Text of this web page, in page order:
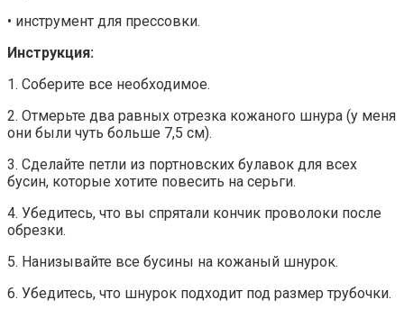
• инструмент для прессовки.
Инструкция:
1. Соберите все необходимое.
2. Отмерьте два равных отрезка кожаного шнура (у меня
они были чуть больше 7,5 см).
3. Сделайте петли из портновских булавок для всех
бусин, которые хотите повесить на серьги.
4. Убедитесь, что вы спрятали кончик проволоки после
обрезки.
5. Нанизывайте все бусины на кожаный шнурок.
6. Убедитесь, что шнурок подходит под размер трубочки.